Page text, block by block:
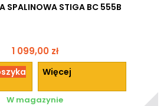
SPALINOWA STIGA BC 555B
1 099,00 zł
Więcej
W magazynie